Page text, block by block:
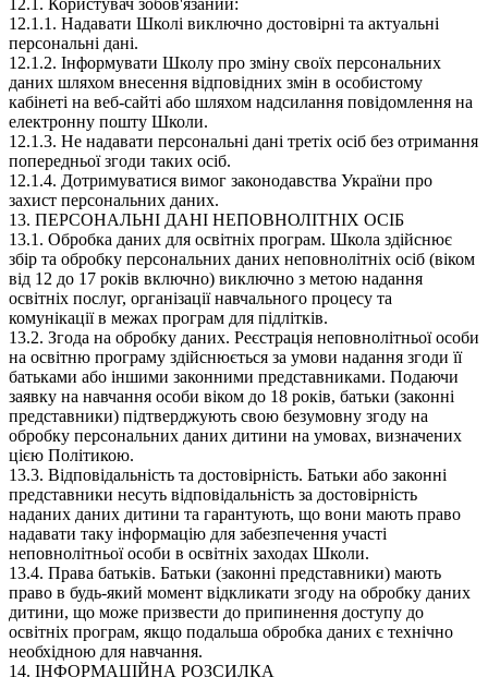
12.1. Користувач зобов'язаний:
12.1.1. Надавати Школі виключно достовірні та актуальні
персональні дані.
12.1.2. Інформувати Школу про зміну своїх персональних
даних шляхом внесення відповідних змін в особистому
кабінеті на веб-сайті або шляхом надсилання повідомлення на
електронну пошту Школи.
12.1.3. Не надавати персональні дані третіх осіб без отримання
попередньої згоди таких осіб.
12.1.4. Дотримуватися вимог законодавства України про
захист персональних даних.
13. ПЕРСОНАЛЬНІ ДАНІ НЕПОВНОЛІТНІХ ОСІБ
13.1. Обробка даних для освітніх програм. Школа здійснює
збір та обробку персональних даних неповнолітніх осіб (віком
від 12 до 17 років включно) виключно з метою надання
освітніх послуг, організації навчального процесу та
комунікації в межах програм для підлітків.
13.2. Згода на обробку даних. Реєстрація неповнолітньої особи
на освітню програму здійснюється за умови надання згоди її
батьками або іншими законними представниками. Подаючи
заявку на навчання особи віком до 18 років, батьки (законні
представники) підтверджують свою безумовну згоду на
обробку персональних даних дитини на умовах, визначених
цією Політикою.
13.3. Відповідальність та достовірність. Батьки або законні
представники несуть відповідальність за достовірність
наданих даних дитини та гарантують, що вони мають право
надавати таку інформацію для забезпечення участі
неповнолітньої особи в освітніх заходах Школи.
13.4. Права батьків. Батьки (законні представники) мають
право в будь-який момент відкликати згоду на обробку даних
дитини, що може призвести до припинення доступу до
освітніх програм, якщо подальша обробка даних є технічно
необхідною для навчання.
14. ІНФОРМАЦІЙНА РОЗСИЛКА